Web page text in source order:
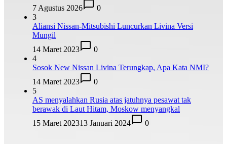
7 Agustus 2026
0
3
Aliansi Nissan-Mitsubishi Luncurkan Livina Versi
Mungil
14 Maret 2023
0
4
Sosok New Nissan Livina Terungkap, Apa Kata NMI?
14 Maret 2023
0
5
AS menyalahkan Rusia atas jatuhnya pesawat tak
berawak di Laut Hitam, Moskow menyangkal
15 Maret 202313 Januari 2024 0